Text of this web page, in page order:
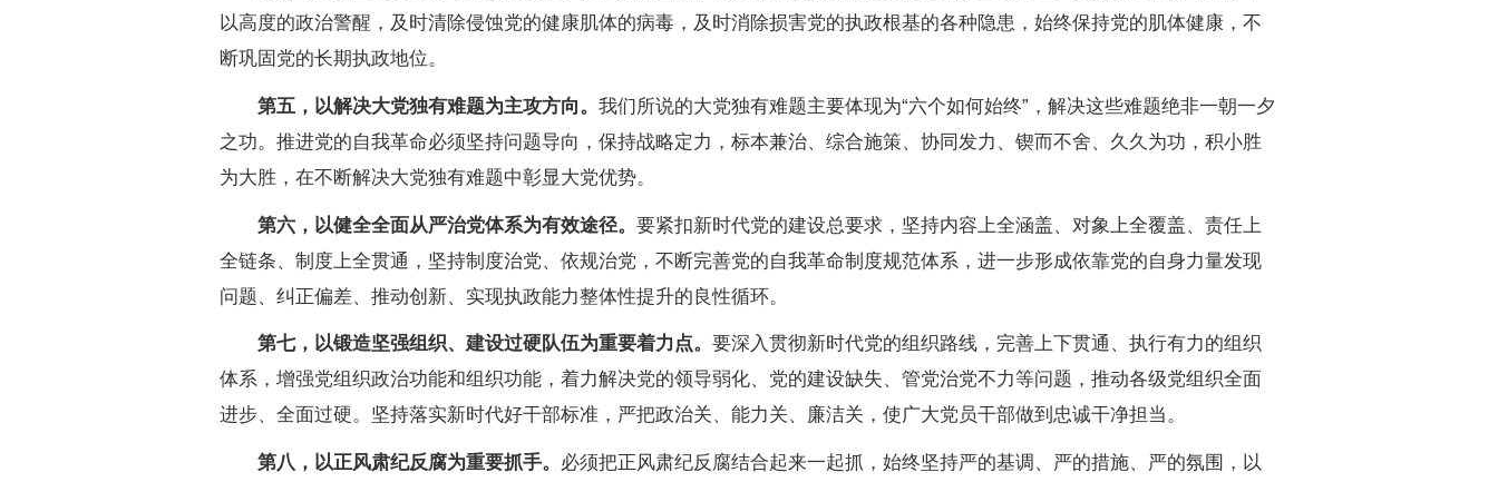
以高度的政治警醒，及时清除侵蚀党的健康肌体的病毒，及时消除损害党的执政根基的各种隐患，始终保持党的肌体健康，不
断巩固党的长期执政地位。
第五，以解决大党独有难题为主攻方向。 我们所说的大党独有难题主要体现为“六个如何始终”，解决这些难题绝非一朝一夕
之功。推进党的自我革命必须坚持问题导向，保持战略定力，标本兼治、综合施策、协同发力、锲而不舍、久久为功，积小胜
为大胜，在不断解决大党独有难题中彰显大党优势。
第六，以健全全面从严治党体系为有效途径。 要紧扣新时代党的建设总要求，坚持内容上全涵盖、对象上全覆盖、责任上
全链条、制度上全贯通，坚持制度治党、依规治党，不断完善党的自我革命制度规范体系，进一步形成依靠党的自身力量发现
问题、纠正偏差、推动创新、实现执政能力整体性提升的良性循环。
第七，以锻造坚强组织、建设过硬队伍为重要着力点。 要深入贯彻新时代党的组织路线，完善上下贯通、执行有力的组织
体系，增强党组织政治功能和组织功能，着力解决党的领导弱化、党的建设缺失、管党治党不力等问题，推动各级党组织全面
进步、全面过硬。坚持落实新时代好干部标准，严把政治关、能力关、廉洁关，使广大党员干部做到忠诚干净担当。
第八，以正风肃纪反腐为重要抓手。 必须把正风肃纪反腐结合起来一起抓，始终坚持严的基调、严的措施、严的氛围，以